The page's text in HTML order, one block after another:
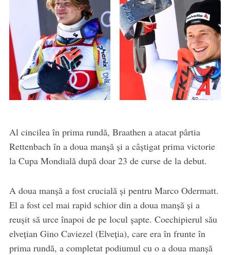
Al cincilea în prima rundă, Braathen a atacat pârtia
Rettenbach în a doua manșă și a câștigat prima victorie
la Cupa Mondială după doar 23 de curse de la debut.
A doua manșă a fost crucială și pentru Marco Odermatt.
El a fost cel mai rapid schior din a doua manșă și a
reușit să urce înapoi de pe locul șapte. Coechipierul său
elvețian Gino Caviezel (Elveția), care era în frunte în
prima rundă, a completat podiumul cu o a doua manșă